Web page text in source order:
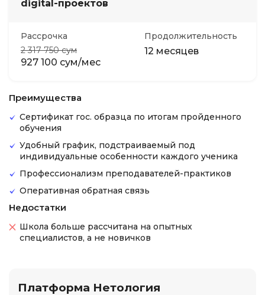
digital-проектов
Рассрочка
2 317 750 сум
927 100 сум/мес
Продолжительность
12 месяцев
Преимущества
Сертификат гос. образца по итогам пройденного
обучения
Удобный график, подстраиваемый под
индивидуальные особенности каждого ученика
Профессионализм преподавателей-практиков
Оперативная обратная связь
Недостатки
Школа больше рассчитана на опытных
специалистов, а не новичков
Платформа Нетология